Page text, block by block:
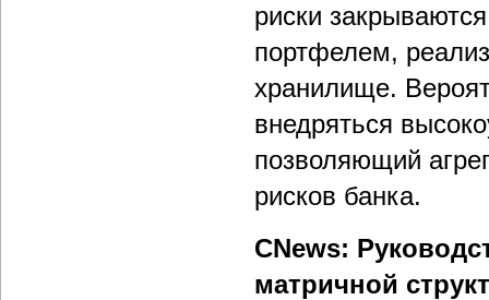
риски
портфелем,
хранилище.
внедряться
позволяющий
рисков банка.
CNews:
матричной